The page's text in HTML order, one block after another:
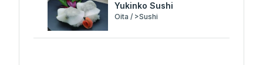
Yukinko Sushi
Oita / >Sushi